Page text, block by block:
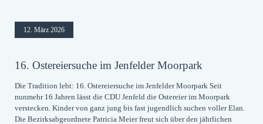
12. März 2026
16. Ostereiersuche im Jenfelder Moorpark
Die Tradition lebt: 16. Ostereiersuche im Jenfelder Moorpark Seit
nunmehr 16 Jahren lässt die CDU Jenfeld die Ostereier im Moorpark
verstecken. Kinder von ganz jung bis fast jugendlich suchen voller Elan.
Die Bezirksabgeordnete Patricia Meier freut sich über den jährlichen